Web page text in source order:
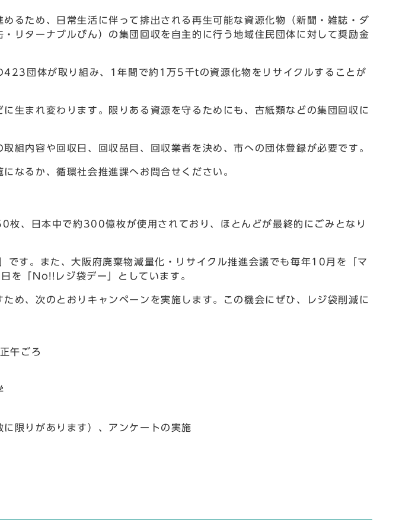
るため、日常生活に伴って排出される再生可能な資源化物（新聞・雑誌・ダ
リターナブルびん）の集団回収を自主的に行う地域住民団体に対して奨励金
団体が取り組み、1年間で約1万5千tの資源化物をリサイクルすることが
生まれ変わります。限りある資源を守るためにも、古紙類などの集団回収に
組内容や回収日、回収品目、回収業者を決め、市への団体登録が必要です。
なるか、循環社会推進課へお問合せください。
、日本中で約300億枚が使用されており、ほとんどが最終的にごみとなり
す。また、大阪府廃棄物減量化・リサイクル推進会議でも毎年10月を「マ
を「No!!レジ袋デー」としています。
め、次のとおりキャンペーンを実施します。この機会にぜひ、レジ袋削減に
午ごろ
限りがあります）、アンケートの実施